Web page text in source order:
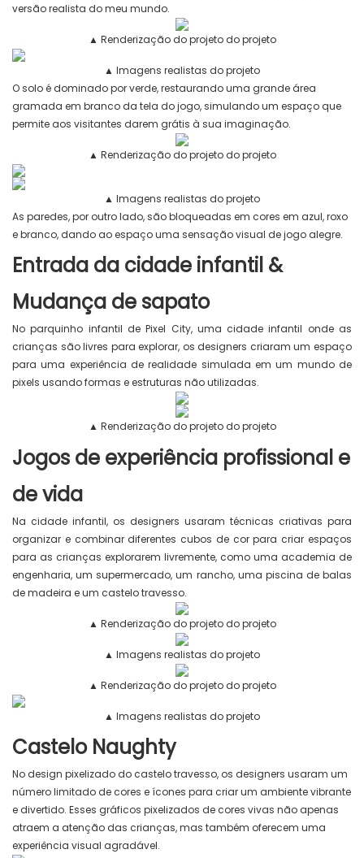
versão realista do meu mundo.
▲ Renderização do projeto do projeto
▲ Imagens realistas do projeto
O solo é dominado por verde, restaurando uma grande área
gramada em branco da tela do jogo, simulando um espaço que
permite aos visitantes darem grátis à sua imaginação.
▲ Renderização do projeto do projeto
▲ Imagens realistas do projeto
As paredes, por outro lado, são bloqueadas em cores em azul, roxo
e branco, dando ao espaço uma sensação visual de jogo alegre.
Entrada da cidade infantil &
Mudança de sapato
No parquinho infantil de Pixel City, uma cidade infantil onde as
crianças são livres para explorar, os designers criaram um espaço
para uma experiência de realidade simulada em um mundo de
pixels usando formas e estruturas não utilizadas.
▲ Renderização do projeto do projeto
Jogos de experiência profissional e
de vida
Na cidade infantil, os designers usaram técnicas criativas para
organizar e combinar diferentes cubos de cor para criar espaços
para as crianças explorarem livremente, como uma academia de
engenharia, um supermercado, um rancho, uma piscina de balas
de madeira e um castelo travesso.
▲ Renderização do projeto do projeto
▲ Imagens realistas do projeto
▲ Renderização do projeto do projeto
▲ Imagens realistas do projeto
Castelo Naughty
No design pixelizado do castelo travesso, os designers usaram um
número limitado de cores e ícones para criar um ambiente vibrante
e divertido. Esses gráficos pixelizados de cores vivas não apenas
atraem a atenção das crianças, mas também oferecem uma
experiência visual agradável.